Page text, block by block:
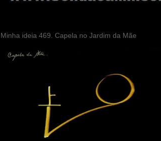
Minha ideia 469. Capela no Jardim da Mãe